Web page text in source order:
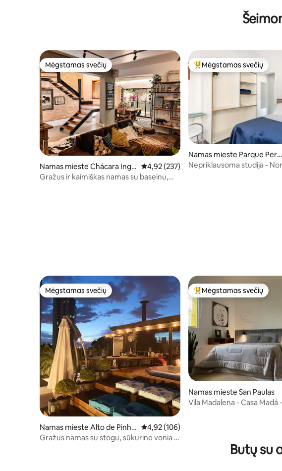
Mėgstamas svečių
Mėgstamas svečių
Namas mieste Chácara Ingle
sa
Vidutinis įvertinimas: 4,92 iš 5,
4,92 (237)
Gražus ir kaimiškas namas su baseinu,
Svečių mėgstamiausias
Mėgstamas svečių
Namas mieste Parque Peruc
he
Nepriklausoma studija -
Mėgstamas svečių
Mėgstamas svečių
Namas mieste Alto de Pinhei
ros
Vidutinis įvertinimas: 4,92 iš 5, atsiliepimų:
4,92 (106)
Gražus namas su stogu, sūkurine vonia ir
Svečių mėgstamiausias
Mėgstamas svečių
Namas mieste San Paulas
Vila Madalena - Casa Madá
Butų su